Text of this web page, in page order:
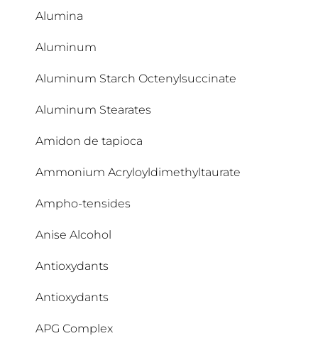
Alumina
Aluminum
Aluminum Starch Octenylsuccinate
Aluminum Stearates
Amidon de tapioca
Ammonium Acryloyldimethyltaurate
Ampho-tensides
Anise Alcohol
Antioxydants
Antioxydants
APG Complex